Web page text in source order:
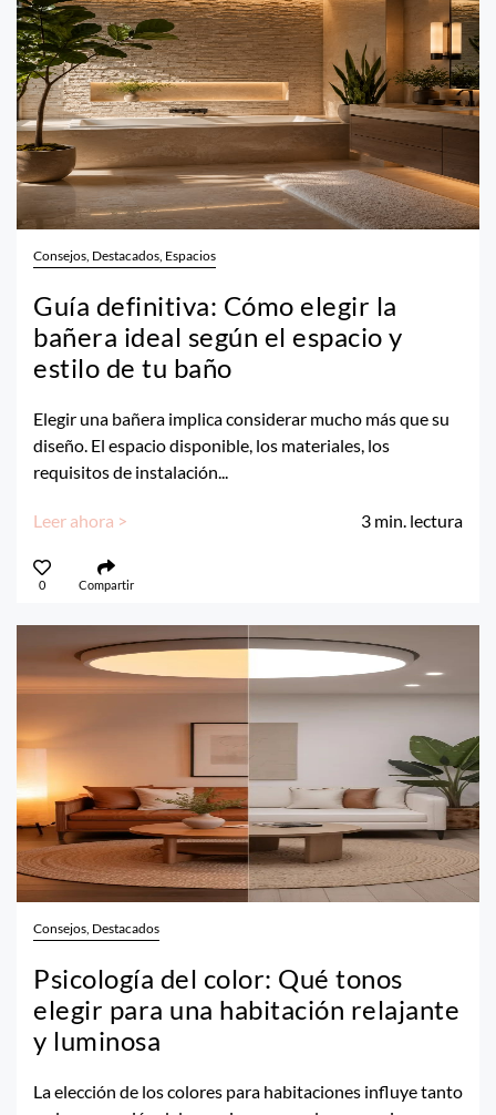
Consejos, Destacados, Espacios
Guía definitiva: Cómo elegir la
bañera ideal según el espacio y
estilo de tu baño
Elegir una bañera implica considerar mucho más que su
diseño. El espacio disponible, los materiales, los
requisitos de instalación...
Leer ahora > 3 min. lectura
0 Compartir
Consejos, Destacados
Psicología del color: Qué tonos
elegir para una habitación relajante
y luminosa
La elección de los colores para habitaciones influye tanto